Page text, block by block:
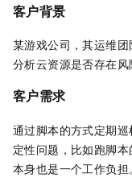
客户背景
某游戏公司，其运维
分析云资源是否存在
客户需求
通过脚本的方式定期
定性问题，比如跑脚
本身也是一个工作负